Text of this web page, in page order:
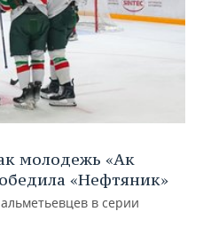
молодежь «Ак
«Нефтяник»
в серии